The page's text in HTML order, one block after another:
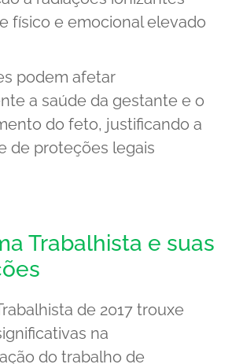
físico e emocional elevado
podem afetar
a saúde da gestante e o
do feto, justificando a
de proteções legais
Trabalhista e suas
de 2017 trouxe
na
do trabalho de